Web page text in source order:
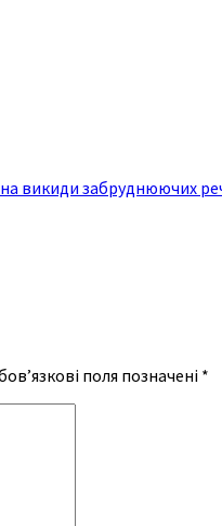
викиди забруднюючих
поля позначені *